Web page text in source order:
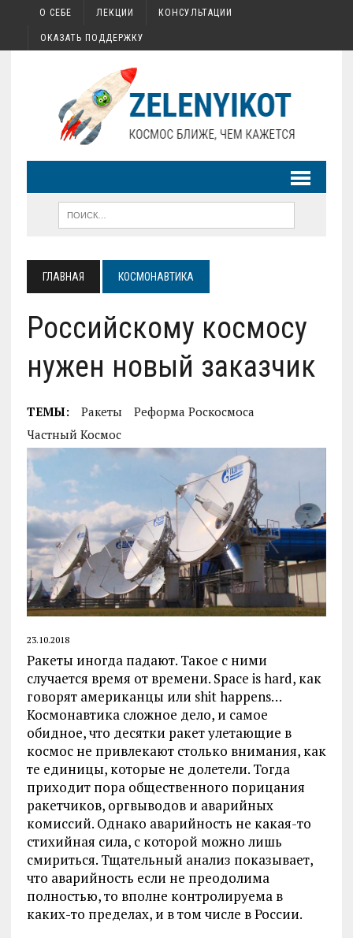
О СЕБЕ ЛЕКЦИИ КОНСУЛЬТАЦИИ
ОКАЗАТЬ ПОДДЕРЖКУ
ГЛАВНАЯ КОСМОНАВТИКА
Российскому космосу
нужен новый заказчик
ТЕМЫ: Ракеты
Реформа Роскосмоса
Частный Космос
23.10.2018
Ракеты иногда падают. Такое с ними
случается время от времени. Space is hard, как
говорят американцы или shit happens…
Космонавтика сложное дело, и самое
обидное, что десятки ракет улетающие в
космос не привлекают столько внимания, как
те единицы, которые не долетели. Тогда
приходит пора общественного порицания
ракетчиков, оргвыводов и аварийных
комиссий. Однако аварийность не какая-то
стихийная сила, с которой можно лишь
смириться. Тщательный анализ показывает,
что аварийность если не преодолима
полностью, то вполне контролируема в
каких-то пределах, и в том числе в России.